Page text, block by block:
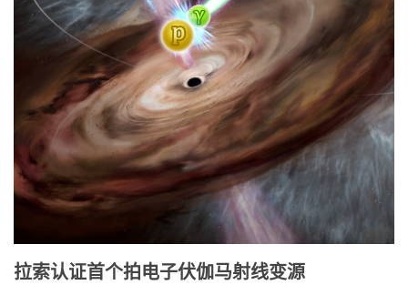
​拉索认证首个拍电子伏伽马射线变源